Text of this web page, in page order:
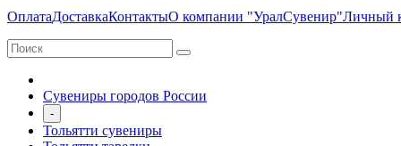
ОплатаДоставкаКонтактыО компании "УралСувенир"Личный
Сувениры городов России
-
Тольятти сувениры